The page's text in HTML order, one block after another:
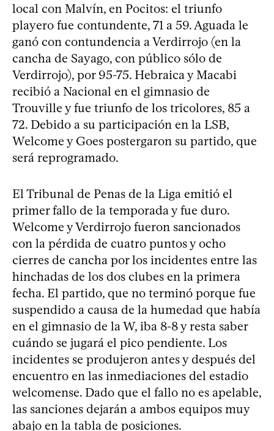
local con Malvín, en Pocitos: el triunfo
playero fue contundente, 71 a 59. Aguada le
ganó con contundencia a Verdirrojo (en la
cancha de Sayago, con público sólo de
Verdirrojo), por 95-75. Hebraica y Macabi
recibió a Nacional en el gimnasio de
Trouville y fue triunfo de los tricolores, 85 a
72. Debido a su participación en la LSB,
Welcome y Goes postergaron su partido, que
será reprogramado.
El Tribunal de Penas de la Liga emitió el
primer fallo de la temporada y fue duro.
Welcome y Verdirrojo fueron sancionados
con la pérdida de cuatro puntos y ocho
cierres de cancha por los incidentes entre las
hinchadas de los dos clubes en la primera
fecha. El partido, que no terminó porque fue
suspendido a causa de la humedad que había
en el gimnasio de la W, iba 8-8 y resta saber
cuándo se jugará el pico pendiente. Los
incidentes se produjeron antes y después del
encuentro en las inmediaciones del estadio
welcomense. Dado que el fallo no es apelable,
las sanciones dejarán a ambos equipos muy
abajo en la tabla de posiciones.